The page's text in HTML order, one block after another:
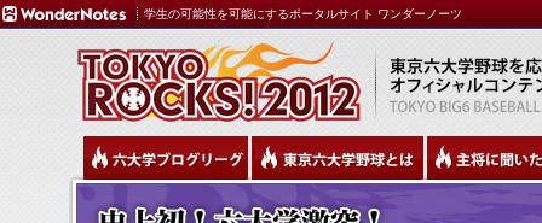
学生の可能性を可能にするポータルサイト ワンダーノーツ